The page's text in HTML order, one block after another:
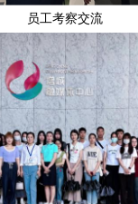
员工考察交流